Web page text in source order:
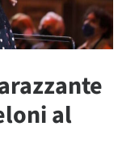
al